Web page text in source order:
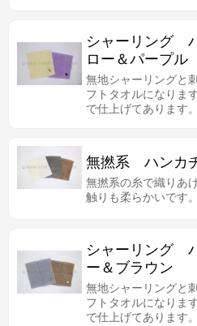
シャーリング
ロー＆パープル
無地シャーリングと
フトタオルになりま
で仕上げてあります
無撚系 ハンカ
無撚系の糸で織りあ
触りも柔らかいです。
シャーリング
ー＆ブラウン
無地シャーリングと
フトタオルになりま
で仕上げてあります